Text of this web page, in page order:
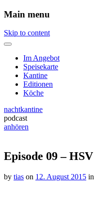
Main menu
Skip to content
Im Angebot
Speisekarte
Kantine
Editionen
Köche
nachtkantine
podcast
anhören
Episode 09 – HSV
by tias on 12. August 2015 in